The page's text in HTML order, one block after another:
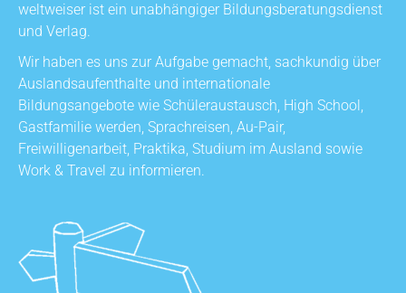
weltweiser ist ein unabhängiger Bildungsberatungsdienst
und Verlag.
Wir haben es uns zur Aufgabe gemacht, sachkundig über
Auslandsaufenthalte und internationale
Bildungsangebote wie Schüleraustausch, High School,
Gastfamilie werden, Sprachreisen, Au-Pair,
Freiwilligenarbeit, Praktika, Studium im Ausland sowie
Work & Travel zu informieren.